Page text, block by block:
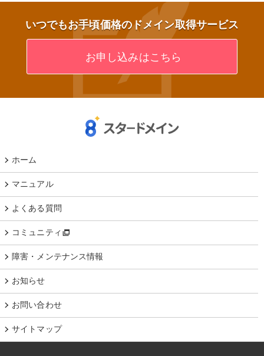
いつでもお手頃価格のドメイン取得サービス
お申し込みはこちら
ホーム
マニュアル
よくある質問
コミュニティ
障害・メンテナンス情報
お知らせ
お問い合わせ
サイトマップ